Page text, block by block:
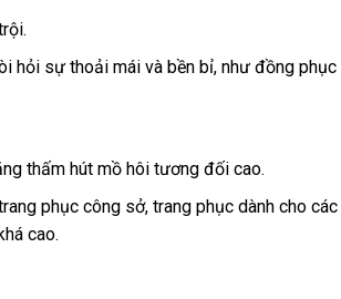
hỏi sự thoải mái và bền bỉ, như đồng phục
thấm hút mồ hôi tương đối cao.
phục công sở, trang phục dành cho
cao.